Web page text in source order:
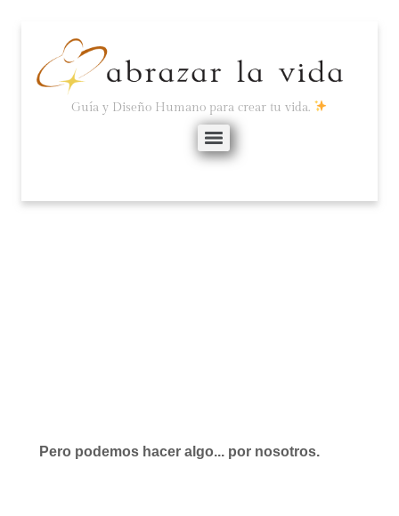
Guía y Diseño Humano para crear tu vida.
Pero podemos hacer algo... por nosotros.